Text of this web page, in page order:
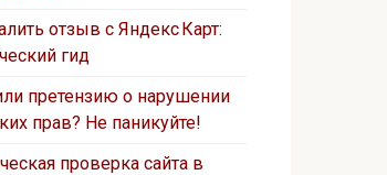
отзыв с Яндекс Карт:
гид
претензию о нарушении
прав? Не паникуйте!
проверка сайта в